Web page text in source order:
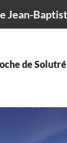
de Solutré